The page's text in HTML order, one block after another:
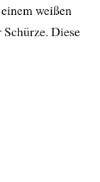
weißen
Diese